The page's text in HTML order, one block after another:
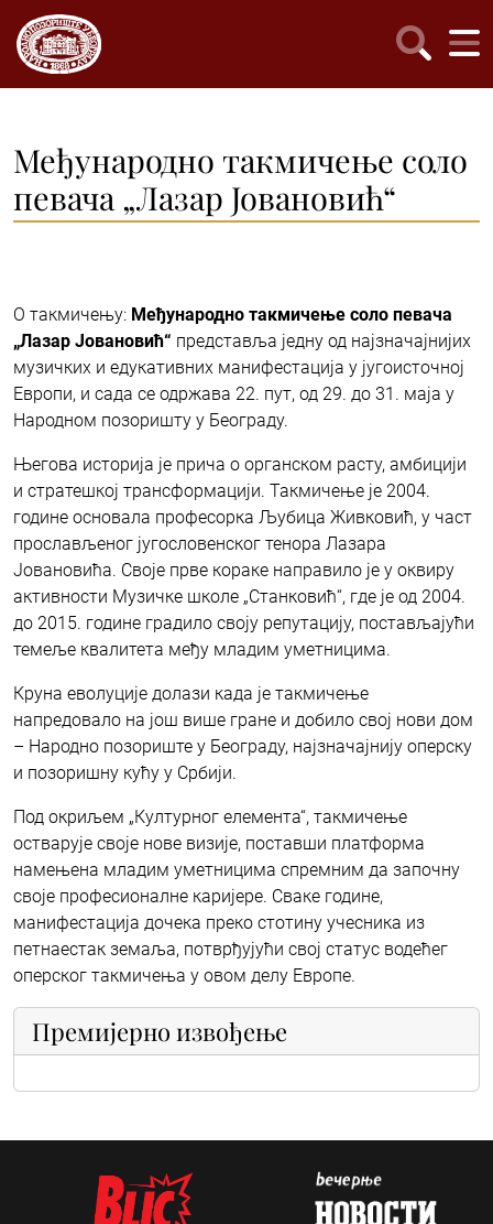
Међународно такмичење соло
певача „Лазар Јовановић“
О такмичењу: Међународно такмичење соло певача
„Лазар Јовановић“ представља једну од најзначајнијих
музичких и едукативних манифестација у југоисточној
Европи, и сада се одржава 22. пут, од 29. до 31. маја у
Народном позоришту у Београду.
Његова историја је прича о органском расту, амбицији
и стратешкој трансформацији. Такмичење је 2004.
године основала професорка Љубица Живковић, у част
прослављеног југословенског тенора Лазара
Јовановића. Своје прве кораке направило је у оквиру
активности Музичке школе „Станковић“, где је од 2004.
до 2015. године градило своју репутацију, постављајући
темеље квалитета међу младим уметницима.
Круна еволуције долази када је такмичење
напредовало на још више гране и добило свој нови дом
– Народно позориште у Београду, најзначајнију оперску
и позоришну кућу у Србији.
Под окриљем „Културног елемента“, такмичење
остварује своје нове визије, поставши платформа
намењена младим уметницима спремним да започну
своје професионалне каријере. Сваке године,
манифестација дочека преко стотину учесника из
петнаестак земаља, потврђујући свој статус водећег
оперског такмичења у овом делу Европе.
Премијерно извођење